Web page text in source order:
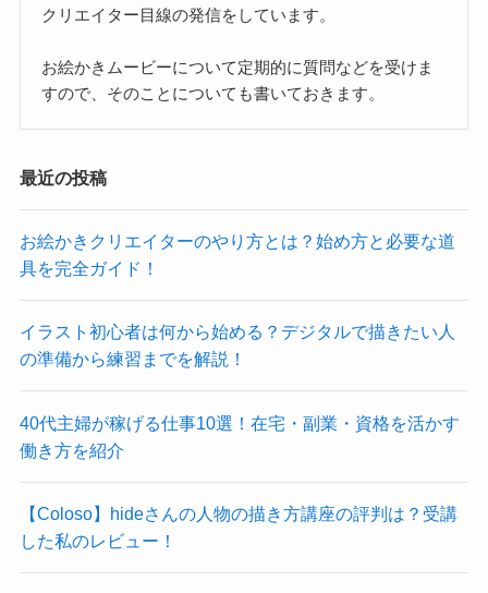
クリエイター目線の発信をしています。
お絵かきムービーについて定期的に質問などを受けま
すので、そのことについても書いておきます。
最近の投稿
お絵かきクリエイターのやり方とは？始め方と必要な道
具を完全ガイド！
イラスト初心者は何から始める？デジタルで描きたい人
の準備から練習までを解説！
40代主婦が稼げる仕事10選！在宅・副業・資格を活かす
働き方を紹介
【Coloso】hideさんの人物の描き方講座の評判は？受講
した私のレビュー！